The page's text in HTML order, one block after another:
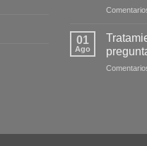
01
Ago